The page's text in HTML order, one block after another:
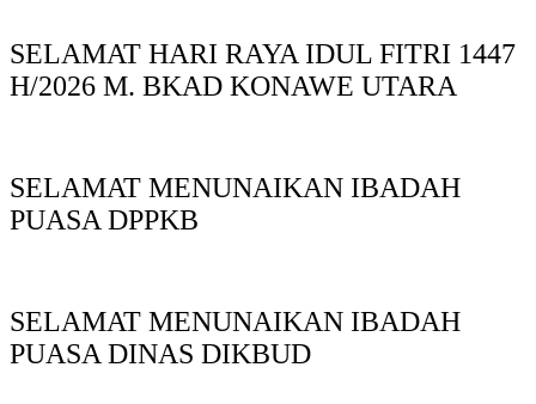
SELAMAT HARI RAYA IDUL FITRI 1447
H/2026 M. BKAD KONAWE UTARA
SELAMAT MENUNAIKAN IBADAH
PUASA DPPKB
SELAMAT MENUNAIKAN IBADAH
PUASA DINAS DIKBUD